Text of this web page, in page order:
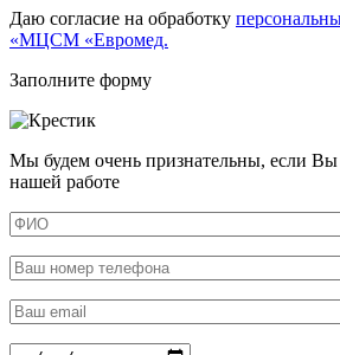
Даю согласие на обработку
«МЦСМ «Евромед.
Заполните форму
Мы будем очень признательны, если Вы
нашей работе